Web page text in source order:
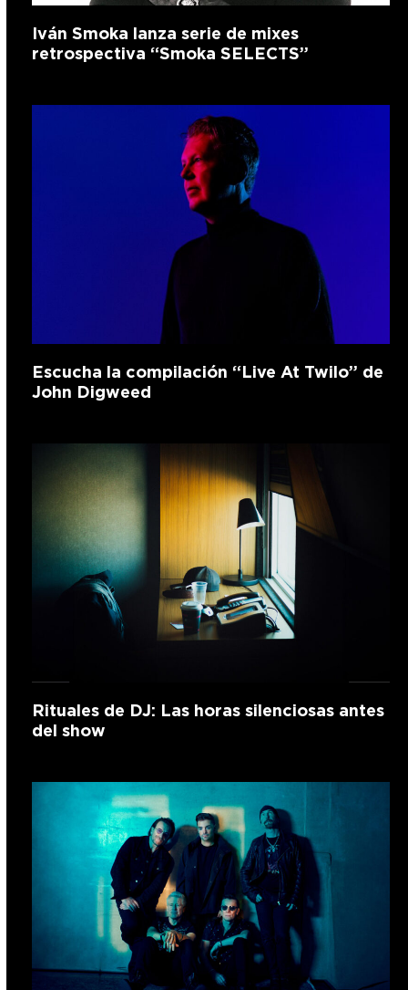
Iván Smoka lanza serie de mixes
retrospectiva “Smoka SELECTS”
Escucha la compilación “Live At Twilo” de
John Digweed
Rituales de DJ: Las horas silenciosas antes
del show